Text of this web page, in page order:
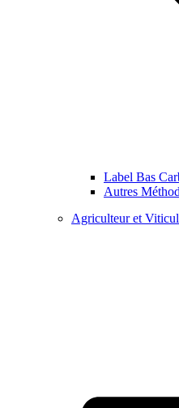
Label Bas
Autres
Agriculteur et